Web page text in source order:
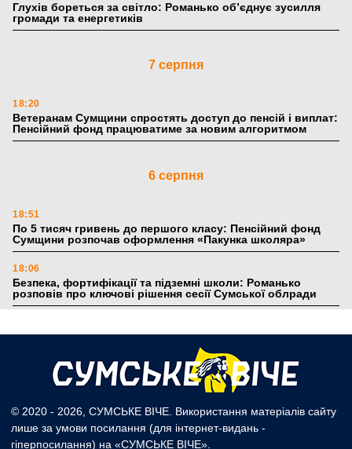
Глухів бореться за світло: Романько об’єднує зусилля
громади та енергетиків
7 серпня
18:20
Ветеранам Сумщини спростять доступ до пенсій і виплат:
Пенсійний фонд працюватиме за новим алгоритмом
6 серпня
18:51
По 5 тисяч гривень до першого класу: Пенсійний фонд
Сумщини розпочав оформлення «Пакунка школяра»
18:06
Безпека, фортифікації та підземні школи: Романько
розповів про ключові рішення сесії Сумської облради
Поки літо плавить асфальт: 5 книжкових історій із
19:27
© 2020 - 2026, СУМСЬКЕ ВІЧЕ. Використання матеріалів сайту
лише за умови посилання (для інтернет-видань -
гіперпосилання) на «СУМСЬКЕ ВІЧЕ».